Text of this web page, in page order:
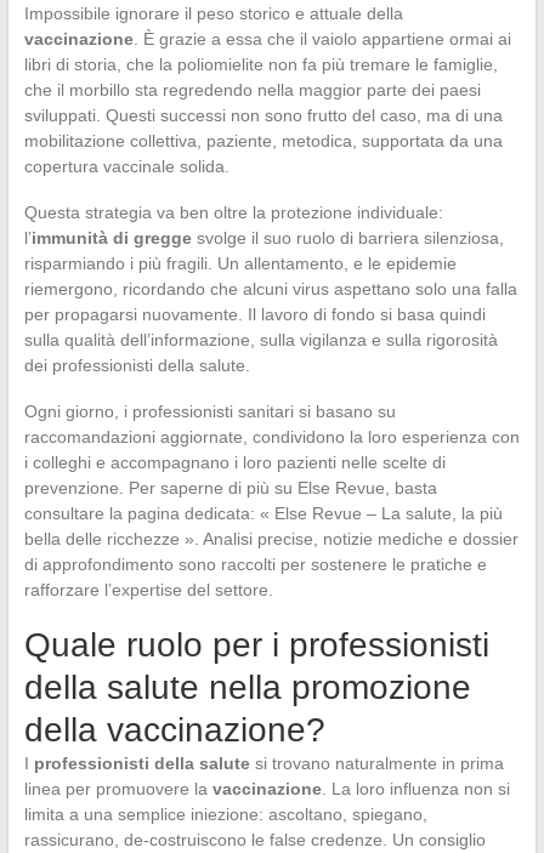
Impossibile ignorare il peso storico e attuale della
vaccinazione. È grazie a essa che il vaiolo appartiene ormai ai
libri di storia, che la poliomielite non fa più tremare le famiglie,
che il morbillo sta regredendo nella maggior parte dei paesi
sviluppati. Questi successi non sono frutto del caso, ma di una
mobilitazione collettiva, paziente, metodica, supportata da una
copertura vaccinale solida.
Questa strategia va ben oltre la protezione individuale:
l’immunità di greggesvolge il suo ruolo di barriera silenziosa,
risparmiando i più fragili. Un allentamento, e le epidemie
riemergono, ricordando che alcuni virus aspettano solo una falla
per propagarsi nuovamente. Il lavoro di fondo si basa quindi
sulla qualità dell’informazione, sulla vigilanza e sulla rigorosità
dei professionisti della salute.
Ogni giorno, i professionisti sanitari si basano su
raccomandazioni aggiornate, condividono la loro esperienza con
i colleghi e accompagnano i loro pazienti nelle scelte di
prevenzione. Per saperne di più su Else Revue, basta
consultare la pagina dedicata: « Else Revue – La salute, la più
bella delle ricchezze ». Analisi precise, notizie mediche e dossier
di approfondimento sono raccolti per sostenere le pratiche e
rafforzare l’expertise del settore.
Quale ruolo per i professionisti
della salute nella promozione
della vaccinazione?
I professionisti della salutesi trovano naturalmente in prima
linea per promuovere la vaccinazione. La loro influenza non si
limita a una semplice iniezione: ascoltano, spiegano,
rassicurano, de-costruiscono le false credenze. Un consiglio